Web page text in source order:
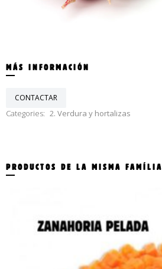
MÁS INFORMACIÓN
CONTACTAR
Categories: 2. Verdura y hortalizas
PRODUCTOS DE LA MISMA FAMÍLIA
ESP